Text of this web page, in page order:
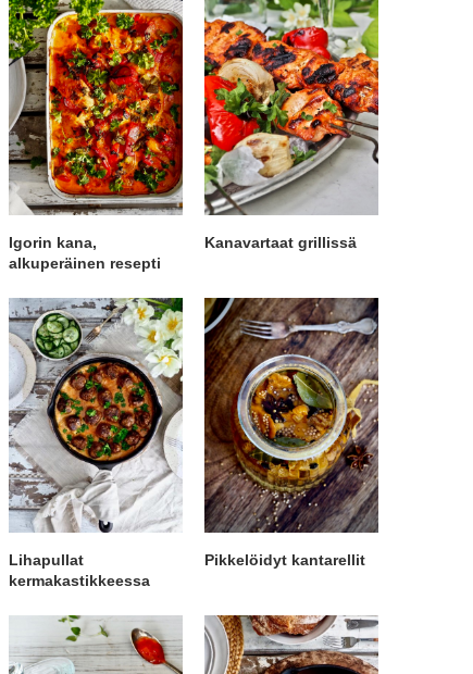
Igorin kana,
alkuperäinen resepti
Kanavartaat grillissä
Lihapullat
kermakastikkeessa
Pikkelöidyt kantarellit